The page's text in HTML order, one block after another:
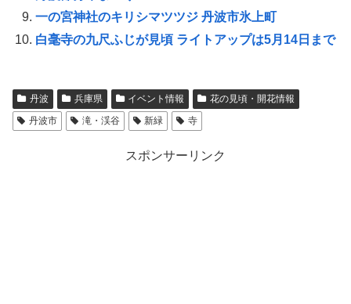
一の宮神社のキリシマツツジ 丹波市氷上町
白毫寺の九尺ふじが見頃 ライトアップは5月14日まで
丹波 兵庫県 イベント情報
花の見頃・開花情報
丹波市
滝・渓谷 新緑 寺
スポンサーリンク